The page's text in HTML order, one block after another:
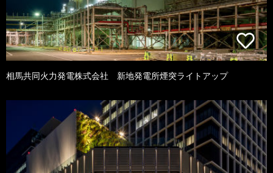
相馬共同火力発電株式会社 新地発電所煙突ライトアップ